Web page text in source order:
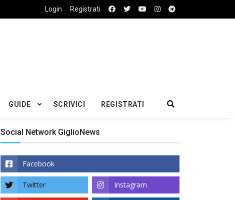
Login Registrati
GUIDE SCRIVICI REGISTRATI
Social Network GiglioNews
Facebook
Twitter Instagram